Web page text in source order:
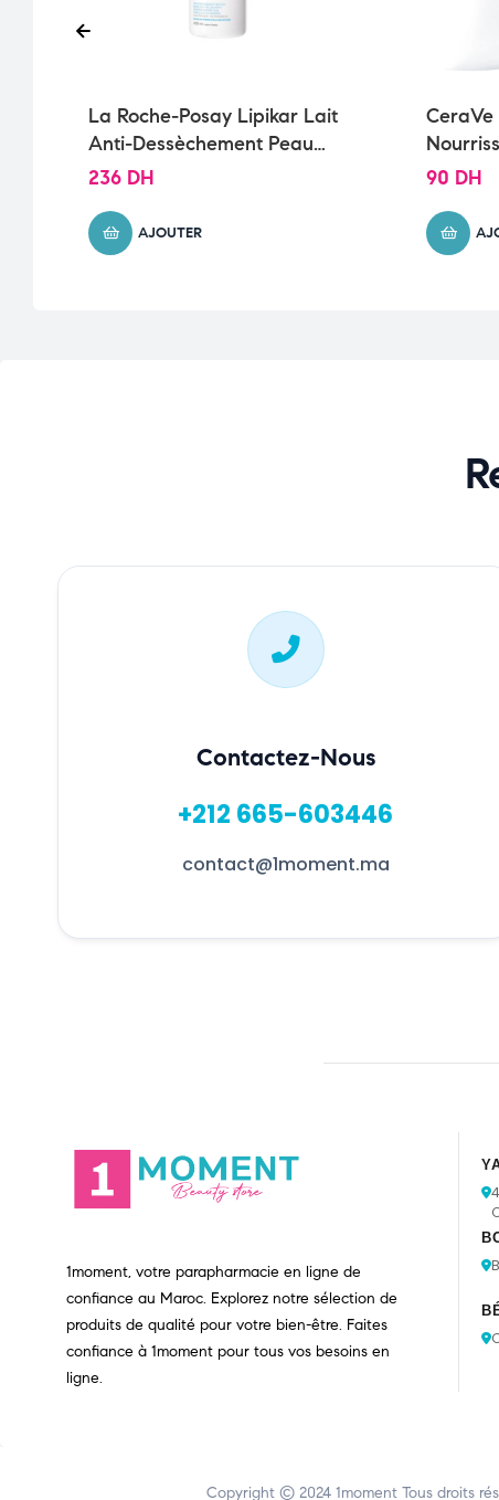
La Roche-Posay Lipikar Lait
Anti-Dessèchement Peau
Sèche et Sensible | 400ml
236 DH
AJOUTER
Très
90 DH
Contactez-Nous
+212 665-603446
contact@1moment.ma
1moment, votre parapharmacie en ligne de
confiance au Maroc. Explorez notre sélection de
produits de qualité pour votre bien-être. Faites
confiance à 1moment pour tous vos besoins en
ligne.
Copyright © 2024 1momentTous droits